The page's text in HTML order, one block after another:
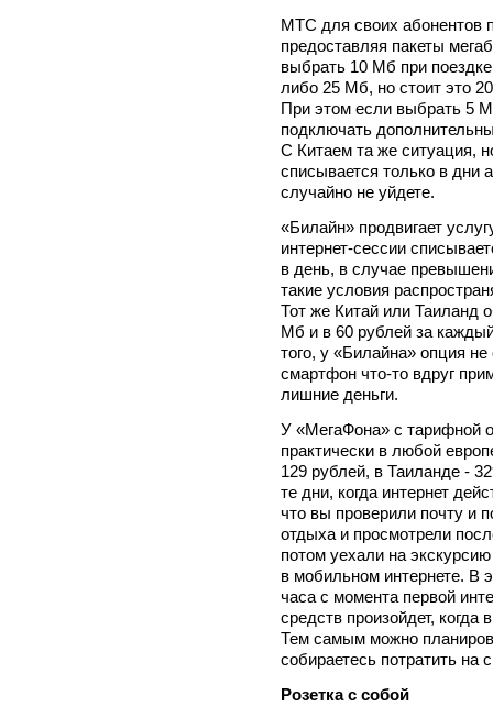
МТС для своих абонентов
предоставляя пакеты
выбрать 10 Мб при
либо 25 Мб, но стоит это
При этом если выбрать 5
подключать
С Китаем та же ситуация,
списывается только в дни
случайно не уйдете.
«Билайн» продвигает
интернет-сессии
в день, в случае
такие условия
Тот же Китай или Таиланд
Мб и в 60 рублей за
того, у «Билайна» опция
смартфон что-то вдруг
лишние деньги.
У «МегаФона» с тарифной
практически в любой
129 рублей, в Таиланде -
те дни, когда интернет
что вы проверили почту и
отдыха и просмотрели
потом уехали на
в мобильном интернете. В
часа с момента первой
средств произойдет, когда
Тем самым можно
собираетесь потратить на
Розетка с собой